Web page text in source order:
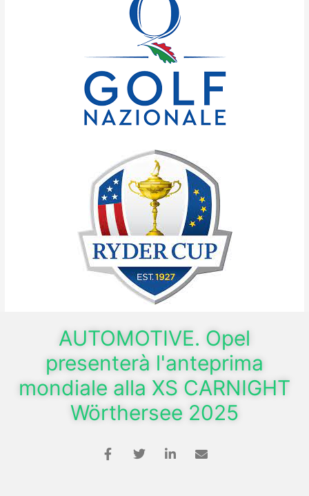
AUTOMOTIVE. Opel
presenterà l'anteprima
mondiale alla XS CARNIGHT
Wörthersee 2025